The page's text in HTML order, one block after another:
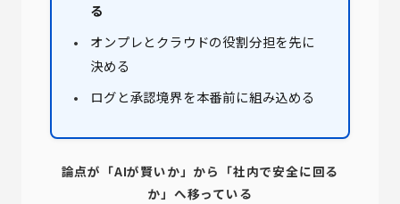
る
オンプレとクラウドの役割分担を先に
決める
ログと承認境界を本番前に組み込める
論点が「AIが賢いか」から「社内で安全に回る
か」へ移っている